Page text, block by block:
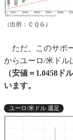
（出所：ＣＱＧ）
ただ、このサポ
からユーロ/米ドル
（安値＝1.0458ド
います。
ユーロ/米ドル 週足